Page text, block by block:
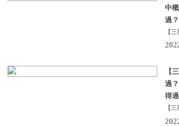
中
過
【
【
過
得
【